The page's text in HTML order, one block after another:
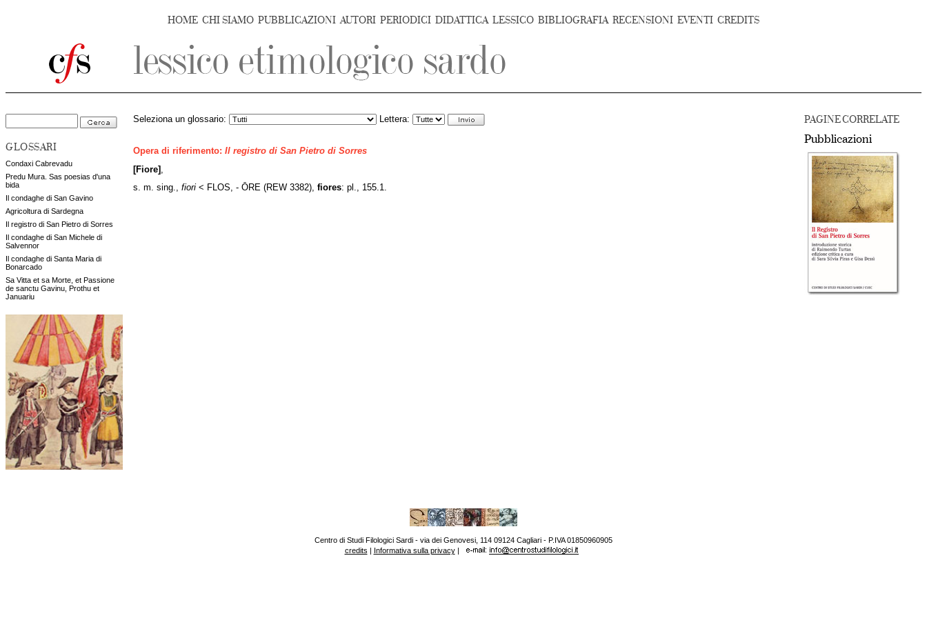
HOME CHI SIAMO PUBBLICAZIONI AUTORI PERIODICI DIDATTICA LESSICO BIBLIOGRAFIA RECENSIONI EVENTI CREDITS
GLOSSARI
Condaxi Cabrevadu
Predu Mura. Sas poesias d'una
bida
Il condaghe di San Gavino
Agricoltura di Sardegna
Il registro di San Pietro di Sorres
Il condaghe di San Michele di
Salvennor
Il condaghe di Santa Maria di
Bonarcado
Sa Vitta et sa Morte, et Passione
de sanctu Gavinu, Prothu et
Januariu
PAGINE CORRELATE
Pubblicazioni
Seleziona un glossario: Lettera:
Opera di riferimento: Il registro di San Pietro di Sorres
[Fiore]
s. m. sing., fiori < FLOS, - ŌRE (REW 3382), fiores: pl., 155.1.
Centro di Studi Filologici Sardi - via dei Genovesi, 114 09124 Cagliari - P.IVA 01850960905
credits | Informativa sulla privacy|